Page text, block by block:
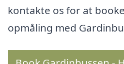
kontakte os for at
opmåling med